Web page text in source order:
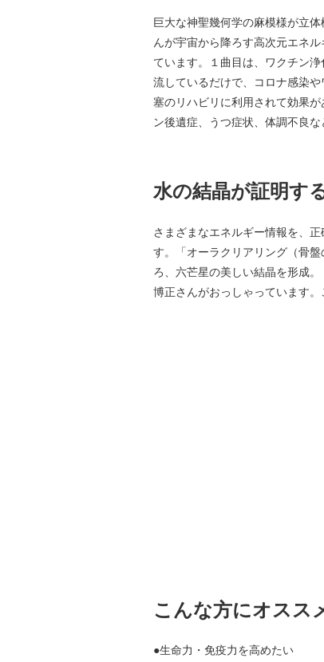
巨大な神聖幾何学の麻模様が立
んが宇宙から降ろす高次元エネ
ています。１曲目は、ワクチン
流しているだけで、コロナ感染
塞のリハビリに利用されて効果
ン後遺症、うつ症状、体調不良
水の結晶が証明す
さまざまなエネルギー情報を、
す。「オーラクリアリング（骨
ろ、六芒星の美しい結晶を形成
博正さんがおっしゃっています
こんな方にオスス
●生命力・免疫力を高めたい